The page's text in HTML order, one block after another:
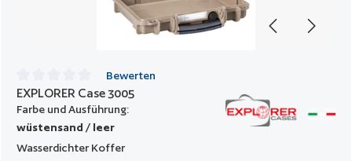
Durchschnittliche Bewertung von 0 von 5 Sternen
Bewerten
EXPLORER Case 3005
Farbe und Ausführung:
wüstensand / leer
Wasserdichter Koffer